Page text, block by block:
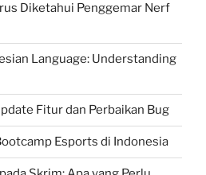
Diketahui Penggemar Nerf
Language: Understanding
Fitur dan Perbaikan Bug
Esports di Indonesia